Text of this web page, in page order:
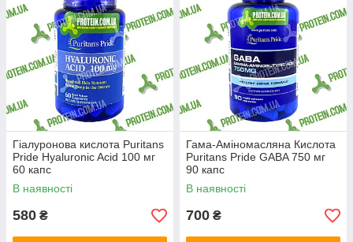
Гіалуронова кислота Puritans
Pride Hyaluronic Acid 100 мг
60 капс
В наявності
580 ₴
Гама-Аміномасляна Кислота
Puritans Pride GABA 750 мг
90 капс
В наявності
700 ₴